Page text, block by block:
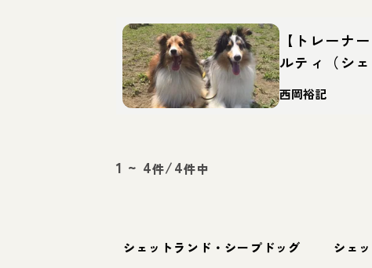
【トレーナ
ルティ（シ
ッグ）って
徴・育て方・
西岡裕記
1 ~ 4件/4件中
シェットランド・シープドッグ シェ